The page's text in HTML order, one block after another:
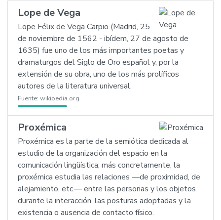
Lope de Vega
Lope Félix de Vega Carpio (Madrid, 25
de noviembre de 1562 - ibídem, 27 de agosto de
1635) fue uno de los más importantes poetas y
dramaturgos del Siglo de Oro español y, por la
extensión de su obra, uno de los más prolíficos
autores de la literatura universal.
Fuente: wikipedia.org
Proxémica
Proxémica es la parte de la semiótica dedicada al
estudio de la organización del espacio en la
comunicación lingüística; más concretamente, la
proxémica estudia las relaciones —de proximidad, de
alejamiento, etc.— entre las personas y los objetos
durante la interacción, las posturas adoptadas y la
existencia o ausencia de contacto físico.